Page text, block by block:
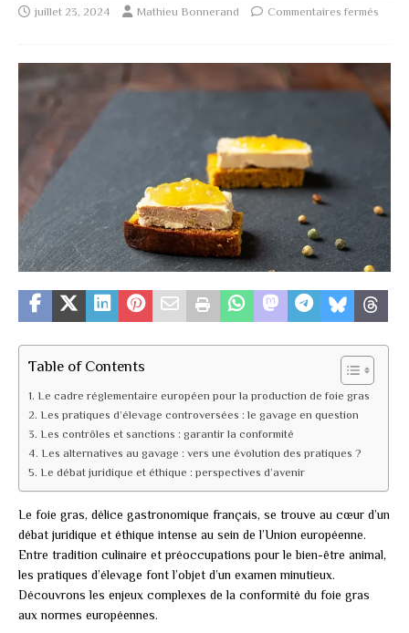
juillet 23, 2024 Mathieu Bonnerand Commentaires fermés
Table of Contents
Le cadre réglementaire européen pour la production de foie gras
Les pratiques d’élevage controversées : le gavage en question
Les contrôles et sanctions : garantir la conformité
Les alternatives au gavage : vers une évolution des pratiques ?
Le débat juridique et éthique : perspectives d’avenir
Le foie gras, délice gastronomique français, se trouve au cœur d’un
débat juridique et éthique intense au sein de l’Union européenne.
Entre tradition culinaire et préoccupations pour le bien-être animal,
les pratiques d’élevage font l’objet d’un examen minutieux.
Découvrons les enjeux complexes de la conformité du foie gras
aux normes européennes.